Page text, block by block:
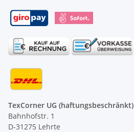
TexCorner UG (haftungsbeschränkt)
Bahnhofstr. 1
D-31275 Lehrte